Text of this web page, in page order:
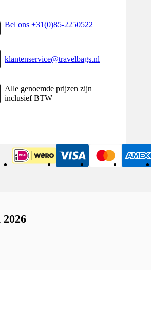
Bel ons +31(0)85-2250522
klantenservice@travelbags.nl
Alle genoemde prijzen zijn
inclusief BTW
iDeal Visa MasterCard